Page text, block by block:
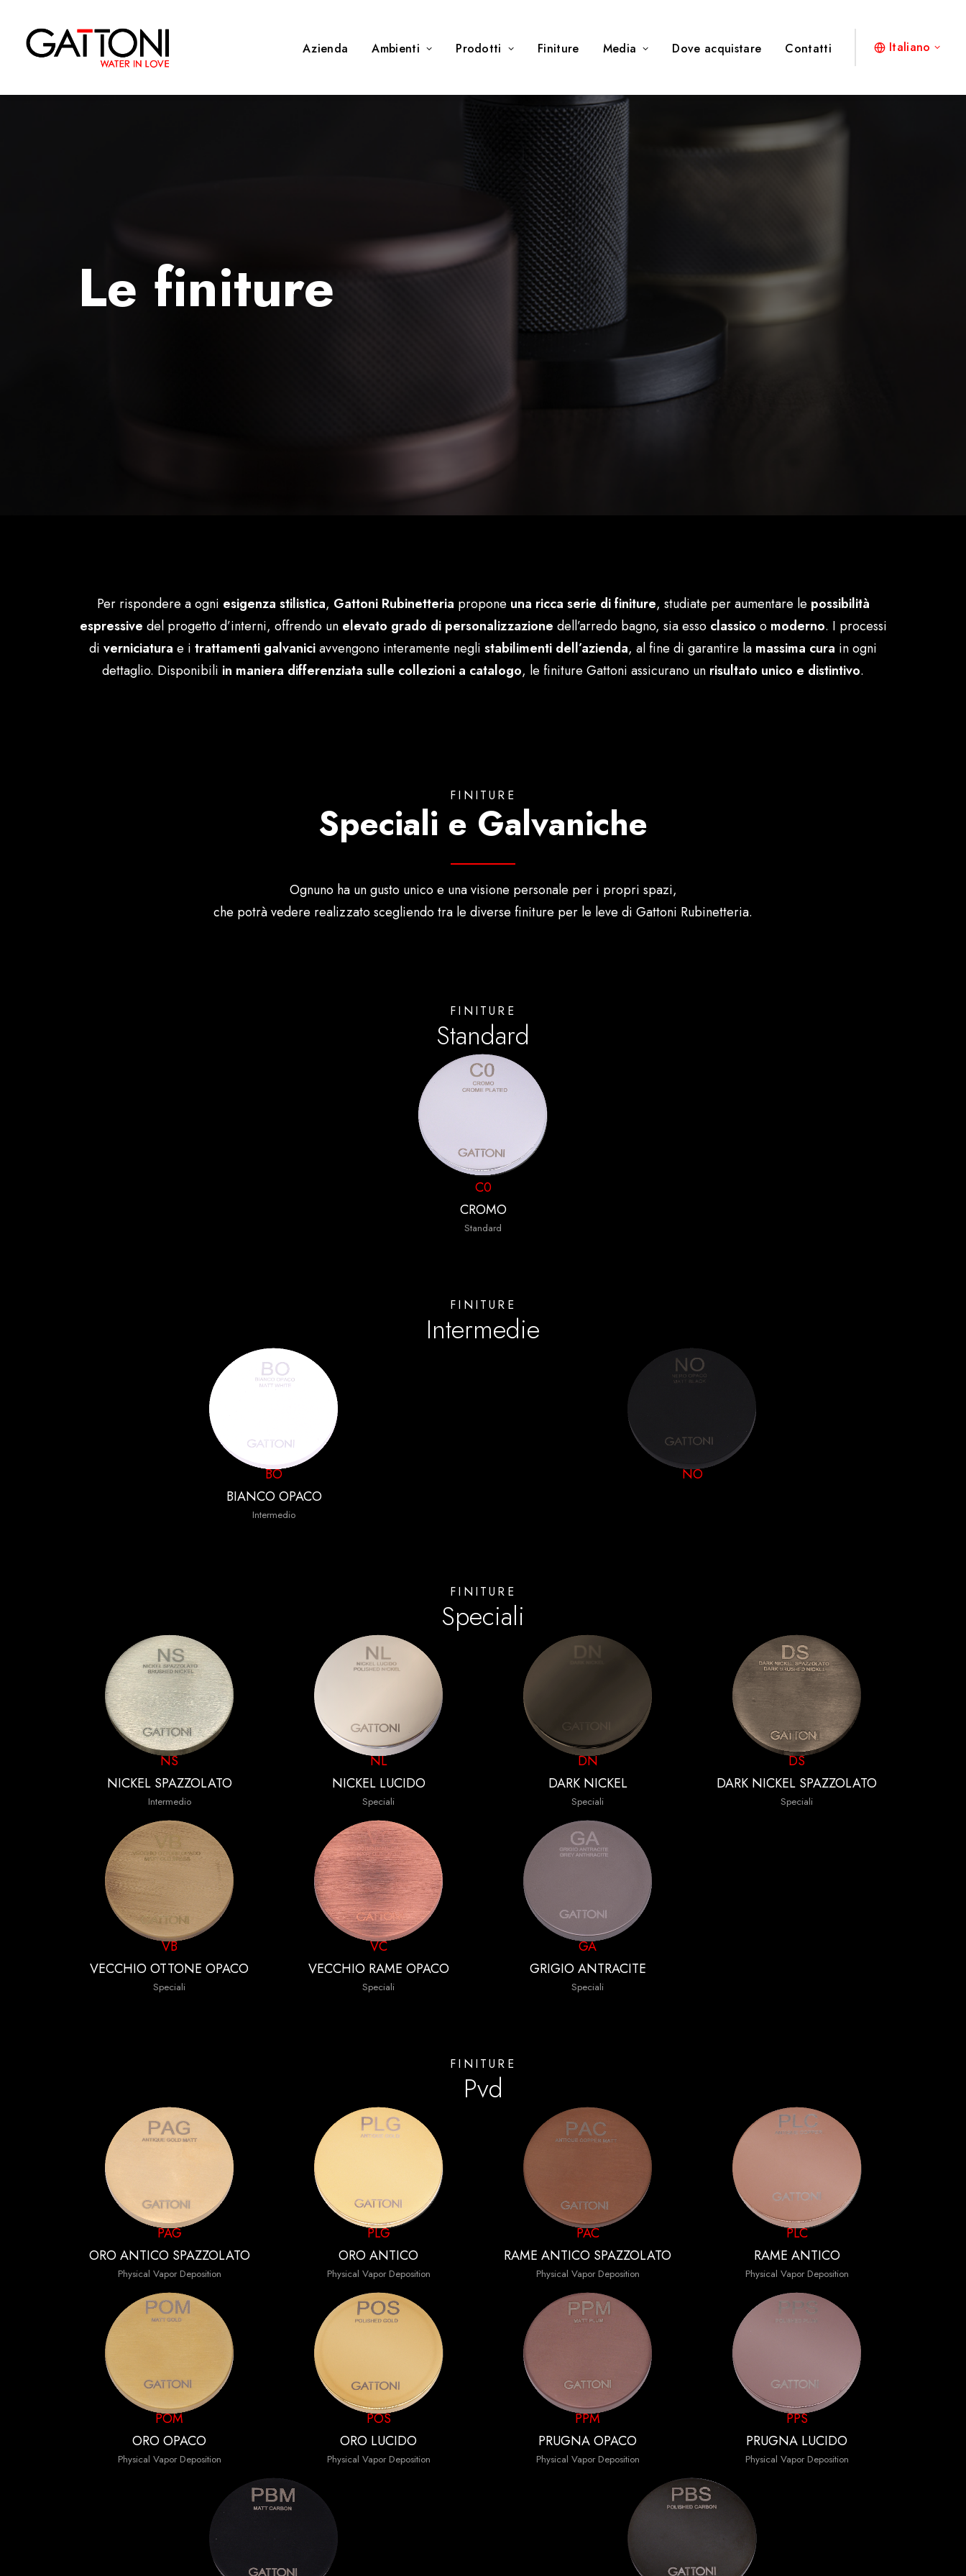
Azienda Ambienti Prodotti Finiture Media Dove acquistare Contatti Italiano
Le finiture
Per rispondere a ogni esigenza stilistica, Gattoni Rubinetteria propone una ricca serie di finiture, studiate per aumentare le possibilità
espressive del progetto d’interni, offrendo un elevato grado di personalizzazione dell’arredo bagno, sia esso classico o moderno. I processi
di verniciatura e i trattamenti galvaniciavvengono interamente negli stabilimenti dell’azienda, al fine di garantire la massima cura in ogni
dettaglio. Disponibili in maniera differenziata sulle collezioni a catalogo, le finiture Gattoni assicurano un risultato unico e distintivo.
FINITURE
Speciali e Galvaniche
Ognuno ha un gusto unico e una visione personale per i propri spazi,
che potrà vedere realizzato scegliendo tra le diverse finiture per le leve di Gattoni Rubinetteria.
FINITURE
Standard
C0
CROMO
Standard
FINITURE
Intermedie
BO
BIANCO OPACO
Intermedio
NO
FINITURE
Speciali
NS
NICKEL SPAZZOLATO
Intermedio
NL
NICKEL LUCIDO
Speciali
DN
DARK NICKEL
Speciali
DS
DARK NICKEL SPAZZOLATO
Speciali
VB
VECCHIO OTTONE OPACO
Speciali
VC
VECCHIO RAME OPACO
Speciali
GA
GRIGIO ANTRACITE
Speciali
FINITURE
Pvd
PAG
ORO ANTICO SPAZZOLATO
Physical Vapor Deposition
PLG
ORO ANTICO
Physical Vapor Deposition
PAC
RAME ANTICO SPAZZOLATO
Physical Vapor Deposition
PLC
RAME ANTICO
Physical Vapor Deposition
POM
ORO OPACO
Physical Vapor Deposition
POS
ORO LUCIDO
Physical Vapor Deposition
PPM
PRUGNA OPACO
Physical Vapor Deposition
PPS
PRUGNA LUCIDO
Physical Vapor Deposition